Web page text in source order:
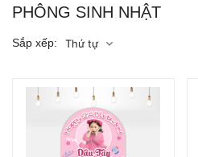
PHÔNG SINH NHẬT
Sắp xếp: Thứ tự